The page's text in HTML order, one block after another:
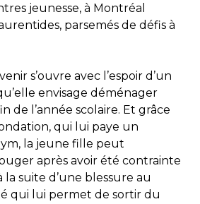
jeunesse, à Montréal
parsemés de défis à
s’ouvre avec l’espoir d’un
envisage déménager
de l’année scolaire. Et grâce
qui lui paye un
la jeune fille peut
après avoir été contrainte
la suite d’une blessure au
qui lui permet de sortir du